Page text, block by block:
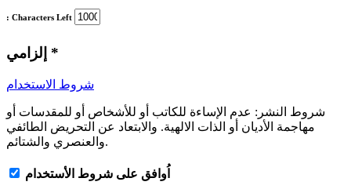
: Characters Left
*
شروط الاستخدام
شروط النشر: عدم الإساءة للكاتب أو للأشخاص أو للمقدسات أو
مهاجمة الأديان أو الذات الالهية. والابتعاد عن التحريض الطائفي
والعنصري والشتائم.
اُوافق على شروط الأستخدام